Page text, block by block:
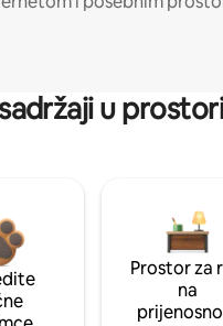
u
Prostor za
na